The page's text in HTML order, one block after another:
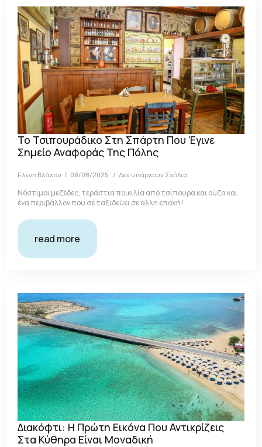
Το Τσιπουράδικο Στη Σπάρτη Που Έγινε
Σημείο Αναφοράς Της Πόλης
Ελένη Βλάχου 08/08/2025 Δεν υπάρχουν Σχόλια
Νόστιμοι μεζέδες, τεράστια ποικιλία από τσίπουρα και ούζα και
ένα περιβάλλον που σε ταξιδεύει σε άλλη εποχή!
read more
Διακόφτι: Η Πρώτη Εικόνα Που Αντικρίζεις
Στα Κύθηρα Είναι Μοναδική